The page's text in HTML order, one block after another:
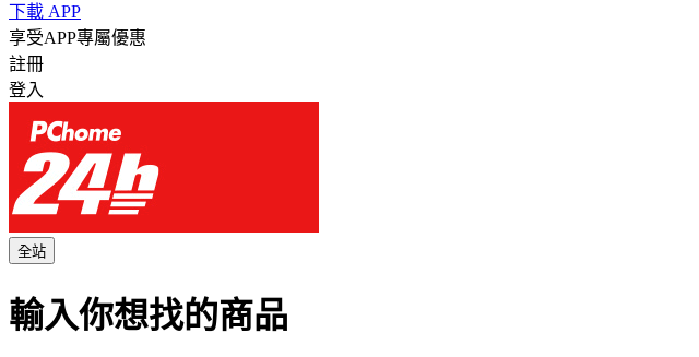
下載 APP
享受APP專屬優惠
註冊
登入
全站
輸入你想找的商品